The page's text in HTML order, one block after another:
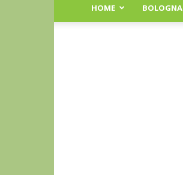
HOME BOLOGNA